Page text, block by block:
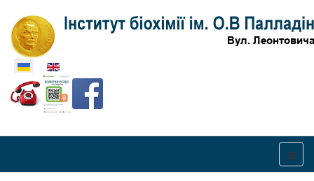
Оберіть свою мову